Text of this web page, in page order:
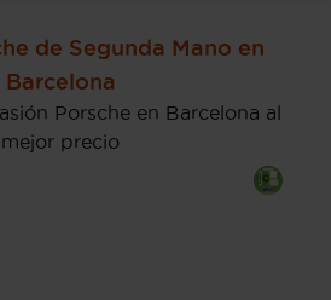
de Segunda Mano en
Barcelona
Porsche en Barcelona al
mejor precio